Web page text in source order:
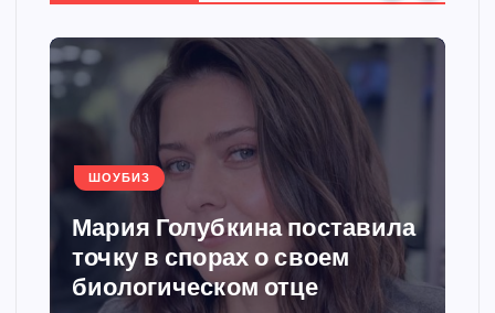
ШОУБИЗ
Мария Голубкина поставила
точку в спорах о своем
биологическом отце